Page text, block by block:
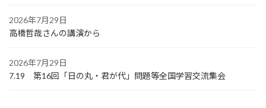
2026年7月29日
高橋哲哉さんの講演から
2026年7月29日
7.19 第16回「日の丸・君が代」問題等全国学習交流集会